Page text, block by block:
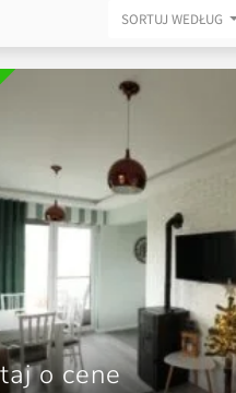
SORTUJ WEDŁUG
o cene